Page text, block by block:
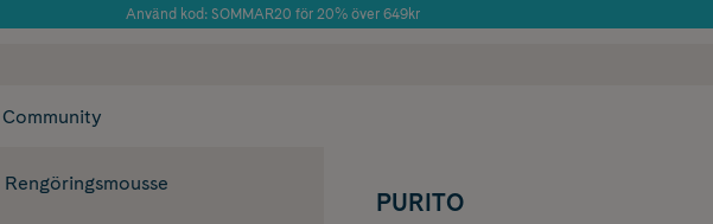
Använd kod: SOMMAR20 för 20% över 649kr
Rengöringsmousse
PURITO